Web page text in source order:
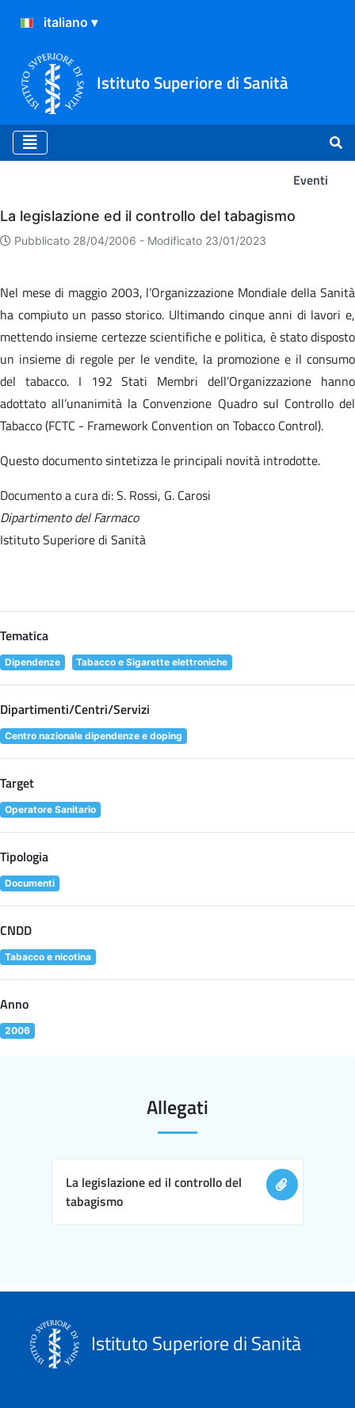
Istituto Superiore di Sanità
Eventi
Eventi
La legislazione ed il controllo del tabagismo
Pubblicato 28/04/2006 - Modificato 23/01/2023
Nel mese di maggio 2003, l’Organizzazione Mondiale della Sanità
ha compiuto un passo storico. Ultimando cinque anni di lavori e,
mettendo insieme certezze scientifiche e politica, è stato disposto
un insieme di regole per le vendite, la promozione e il consumo
del tabacco. I 192 Stati Membri dell’Organizzazione hanno
adottato all’unanimità la Convenzione Quadro sul Controllo del
Tabacco (FCTC - Framework Convention on Tobacco Control).
Questo documento sintetizza le principali novità introdotte.
Documento a cura di: S. Rossi, G. Carosi
Dipartimento del Farmaco
Istituto Superiore di Sanità
Tematica
Dipendenze Tabacco e Sigarette elettroniche
Dipartimenti/Centri/Servizi
Centro nazionale dipendenze e doping
Target
Operatore Sanitario
Tipologia
Documenti
CNDD
Tabacco e nicotina
Anno
2006
Allegati
La legislazione ed il controllo del
tabagismo
Istituto Superiore di Sanità